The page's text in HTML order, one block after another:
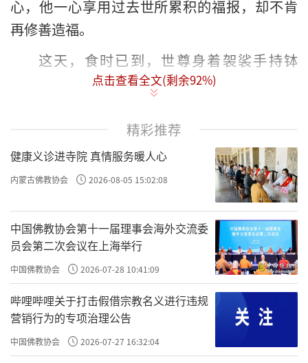
心，他一心享用过去世所累积的福报，却不肯
再修善造福。
这天，食时已到，世尊身着袈裟手持钵
具，与阿难进城乞食。这时候，毘罗先长者请
曲、寻欢作乐，当鼓乐歌声正喧闹欢腾之时，
佛陀正好路过这条后巷，他明知故问：「阿
难！这歌声舞曲是来自哪一户人家？」
阿难尊者合掌答覆：「世尊！这乐声是从
毘罗先长者家里传出来的。」
佛陀告诉阿难：「这位长者七天之后将会
丧命，死后将立即堕入涕哭地狱之中。这位长
者过去所修的福报，今生都已经用尽，今生又
不知修善积福，福尽业现，命终之后就要堕入
地狱受苦。」
点击查看全文(剩余92%)
精彩推荐
健康义诊进寺院 真情服务暖人心
内蒙古佛教协会 2026-08-05 15:02:08
中国佛教协会第十一届理事会海外交流委
员会第二次会议在上海举行
中国佛教协会 2026-07-28 10:41:09
哔哩哔哩关于打击假借宗教名义进行违规
营销行为的专项治理公告
中国佛教协会 2026-07-27 16:32:04